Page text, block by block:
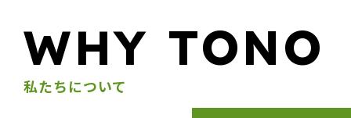
WHY TONO
私たちについて